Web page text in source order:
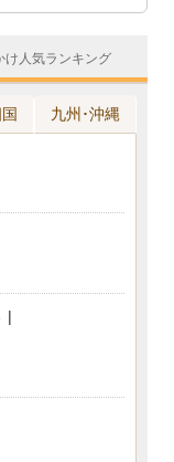
け人気ランキング
九州･沖縄